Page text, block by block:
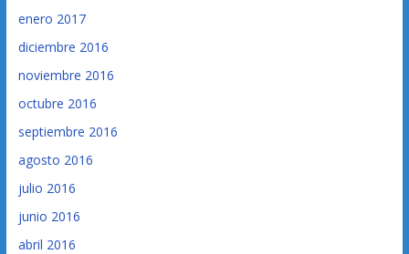
enero 2017
diciembre 2016
noviembre 2016
octubre 2016
septiembre 2016
agosto 2016
julio 2016
junio 2016
abril 2016